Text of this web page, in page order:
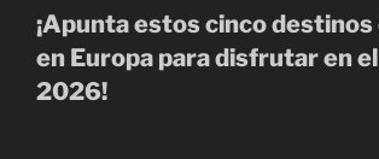
¡Apunta estos cinco destinos
en Europa para disfrutar en
2026!